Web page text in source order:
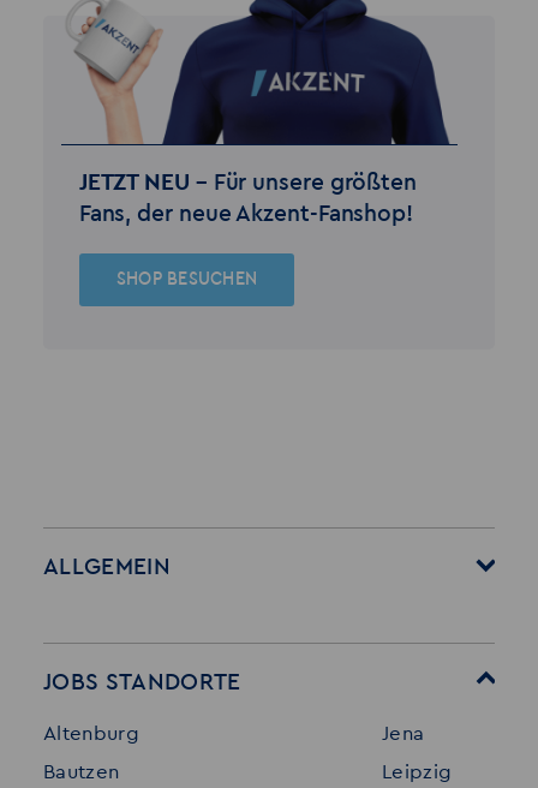
JETZT NEU – Für unsere größten
Fans, der neue Akzent-Fanshop!
SHOP BESUCHEN
ALLGEMEIN
Für Bewerber
Stellenangebote
Initiativ bewerben
Referenzen
Interne Jobs
JOBS STANDORTE
Altenburg
Bautzen
Jena
Leipzig